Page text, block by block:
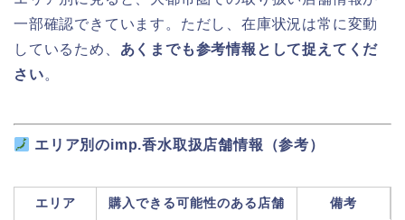
一部確認できています。ただし、在庫状況は常に変動
しているため、 あくまでも参考情報として捉えてくだ
さい。
エリア別のimp.香水取扱店舗情報（参考）
エリア 購入できる可能性のある店舗 備考